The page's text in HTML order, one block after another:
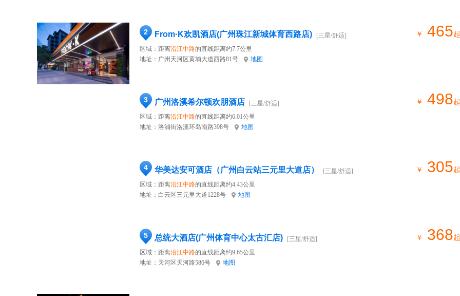
2 From·K欢凯酒店(广州珠江新城体育西路店)
[三星/舒适]
区域：距离沿江中路的直线距离约7.7公里
地址： 广州天河区黄埔大道西路81号 地图
￥ 465起
3 广州洛溪希尔顿欢朋酒店
[三星/舒适]
区域：距离沿江中路的直线距离约6.01公里
地址： 洛浦街洛溪环岛南路398号 地图
￥ 498起
4 华美达安可酒店（广州白云站三元里大道店）
[三星/舒适]
区域：距离沿江中路的直线距离约4.43公里
地址： 白云区三元里大道1228号 地图
￥ 305起
5 总统大酒店(广州体育中心太古汇店)
[三星/舒适]
区域：距离沿江中路的直线距离约9.65公里
地址： 天河区天河路586号 地图
￥ 368起